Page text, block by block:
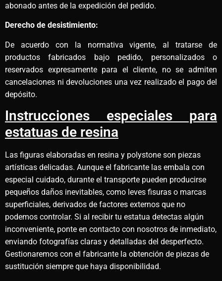
abonado antes de la expedición del pedido.
Derecho de desistimiento:
De acuerdo con la normativa vigente, al tratarse de
productos fabricados bajo pedido, personalizados o
reservados expresamente para el cliente, no se admiten
cancelaciones ni devoluciones una vez realizado el pago del
depósito.
Instrucciones especiales para
estatuas de resina
Las figuras elaboradas en resina y polystone son piezas
artísticas delicadas. Aunque el fabricante las embala con
especial cuidado, durante el transporte pueden producirse
pequeños daños inevitables, como leves fisuras o marcas
superficiales, derivados de factores externos que no
podemos controlar. Si al recibir tu estatua detectas algún
inconveniente, ponte en contacto con nosotros de inmediato,
enviando fotografías claras y detalladas del desperfecto.
Gestionaremos con el fabricante la obtención de piezas de
sustitución siempre que haya disponibilidad.